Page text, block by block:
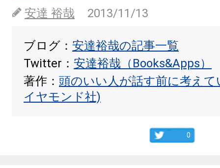
安達 裕哉
2013/11/13
ブログ： 安達裕哉の記事一覧
Twitter： 安達裕哉（Books&Apps）
著作： 頭のいい人が話す前に考え
イヤモンド社)
0